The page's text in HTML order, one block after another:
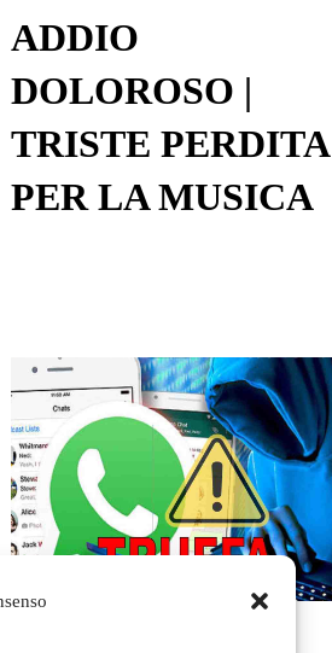
ADDIO
DOLOROSO |
TRISTE PERDITA
PER LA MUSICA